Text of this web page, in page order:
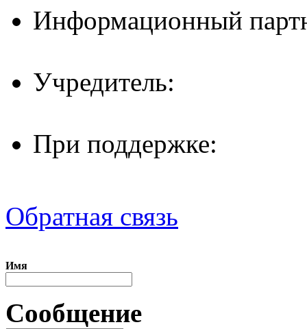
Информационный
Учредитель:
При поддержке:
Обратная связь
Имя
Сообщение